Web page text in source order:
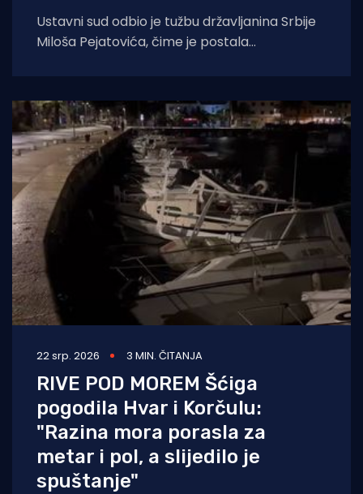
Ustavni sud odbio je tužbu državljanina Srbije
Miloša Pejatovića, čime je postala
22 srp. 2026 3 MIN. ČITANJA
RIVE POD MOREM Šćiga
pogodila Hvar i Korčulu:
"Razina mora porasla za
metar i pol, a slijedilo je
spuštanje"